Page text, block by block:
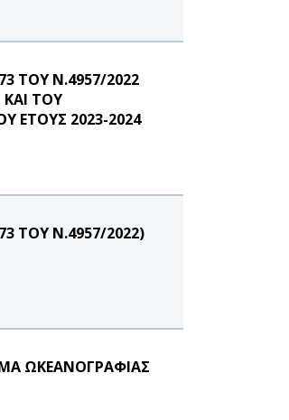
ΤΟΥ Ν.4957/2022
ΤΟΥ
ΕΤΟΥΣ 2023-2024
ΤΟΥ Ν.4957/2022)
ΩΚΕΑΝΟΓΡΑΦΙΑΣ